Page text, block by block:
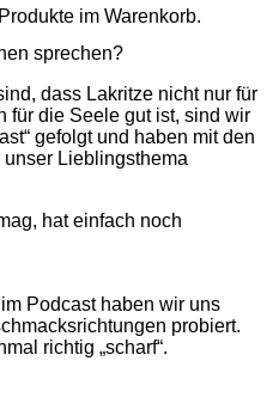
im Warenkorb.
sprechen?
dass Lakritze nicht nur für
für die Seele gut ist, sind wir
gefolgt und haben mit den
Lieblingsthema
hat einfach noch
Podcast haben wir uns
probiert.
richtig „scharf“.